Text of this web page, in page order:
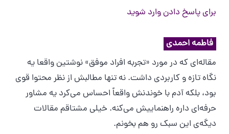
برای پاسخ دادن وارد شوید
فاطمه احمدی
مقاله‌ای که در مورد «تجربه افراد موفق» نوشتین واقعا یه
نگاه تازه و کاربردی داشت. نه تنها مطالبش از نظر محتوا قوی
بود، بلکه آدم با خوندنش واقعاً احساس می‌کرد یه مشاور
حرفه‌ای داره راهنماییش می‌کنه. خیلی مشتاقم مقالات
دیگه‌ی این سبک رو هم بخونم.